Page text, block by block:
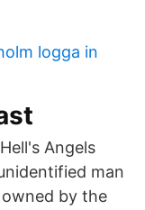
logga in
Angels
man
by the